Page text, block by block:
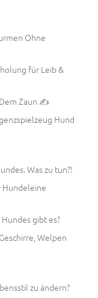
Ohne
für Leib &
Zaun ✍
Hund
Was zu tun?!
Hundeleine
gibt es?
Welpen
zu ändern?